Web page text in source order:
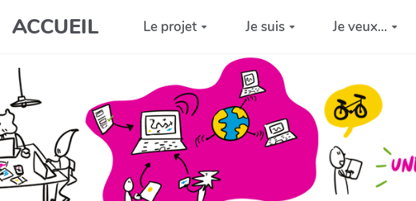
Aller au contenu principal
ACCUEIL Le projet Je suis Je veux...